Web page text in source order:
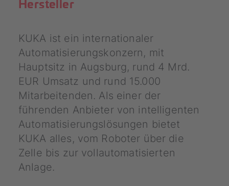
Hersteller
KUKA ist ein internationaler
Automatisierungskonzern, mit
Hauptsitz in Augsburg, rund 4 Mrd.
EUR Umsatz und rund 15.000
Mitarbeitenden. Als einer der
führenden Anbieter von intelligenten
Automatisierungslösungen bietet
KUKA alles, vom Roboter über die
Zelle bis zur vollautomatisierten
Anlage.